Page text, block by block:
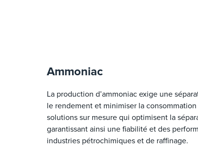
Ammoniac
La production d’ammoniac exige une
le rendement et minimiser la
solutions sur mesure qui optimisent la
garantissant ainsi une fiabilité et des
industries pétrochimiques et de raffinage.